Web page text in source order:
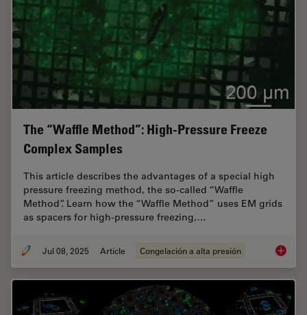
The “Waffle Method”: High-Pressure Freeze
Complex Samples
This article describes the advantages of a special high
pressure freezing method, the so-called “Waffle
Method”. Learn how the “Waffle Method” uses EM grids
as spacers for high-pressure freezing,…
Jul 08, 2025 Article Congelación a alta presión The